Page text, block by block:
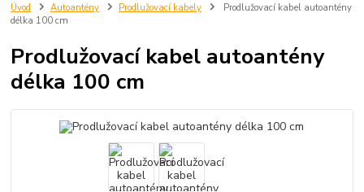
Úvod Autoantény Prodlužovací kabely
Prodlužovací kabel autoantény
délka 100 cm
Prodlužovací kabel autoantény
délka 100 cm